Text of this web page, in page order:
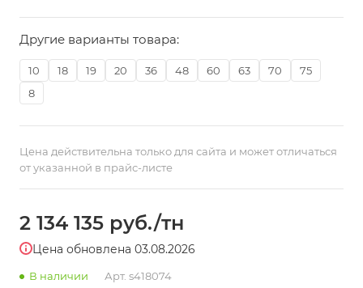
Другие варианты товара:
10 18 19 20 36 48 60 63 70
75
8
Цена действительна только для сайта и может отличаться
от указанной в прайс-листе
2 134 135 руб./тн
Цена обновлена 03.08.2026
В наличии Арт. s418074